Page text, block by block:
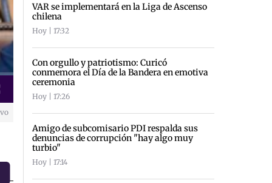
VAR se implementará en la Liga de Ascenso
chilena
Hoy | 17:32
Con orgullo y patriotismo: Curicó
conmemora el Día de la Bandera en emotiva
ceremonia
Hoy | 17:26
Amigo de subcomisario PDI respalda sus
denuncias de corrupción "hay algo muy
turbio"
Hoy | 17:14